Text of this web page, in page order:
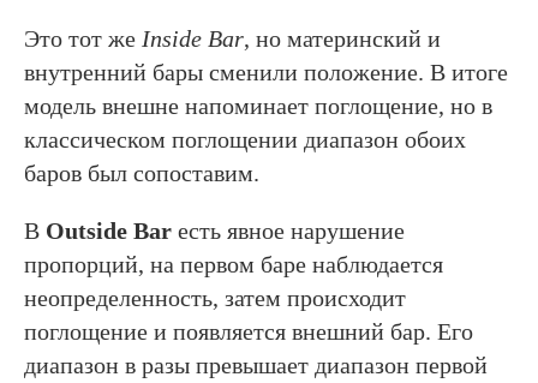
Это тот же Inside Bar, но материнский и
внутренний бары сменили положение. В итоге
модель внешне напоминает поглощение, но в
классическом поглощении диапазон обоих
баров был сопоставим.
В Outside Bar есть явное нарушение
пропорций, на первом баре наблюдается
неопределенность, затем происходит
поглощение и появляется внешний бар. Его
диапазон в разы превышает диапазон первой